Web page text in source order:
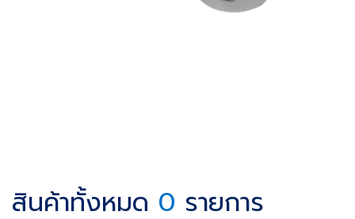
สินค้าทั้งหมด 0 รายการ